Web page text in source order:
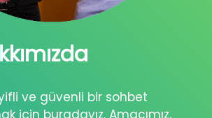
ve güvenli bir sohbet
için buradayız. Amacımız,